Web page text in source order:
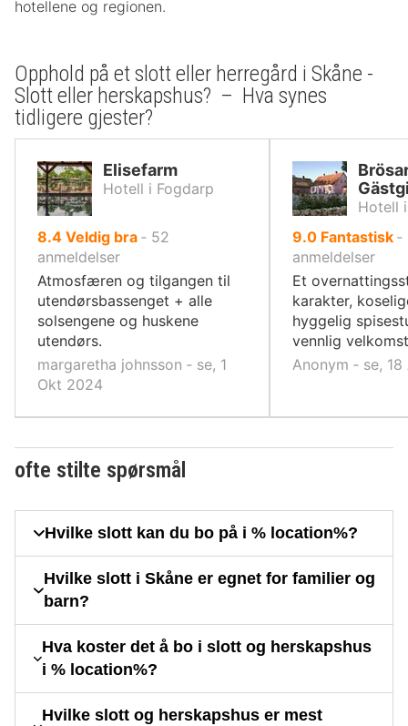
hotellene og regionen.
Opphold på et slott eller herregård i Skåne -
Slott eller herskapshus? – Hva synes
tidligere gjester?
Elisefarm
Hotell i Fogdarp
8.4av
10,
Veldig bra ‐ 52
anmeldelser
Atmosfæren og tilgangen til
utendørsbassenget + alle
solsengene og huskene
utendørs.
margaretha johnsson ‐ se, 1
Okt 2024
Hotell
9.0av
10,
Fantastisk ‐
anmeldelser
Et
karakter,
hyggelig
vennlig
Anonym ‐ se,
ofte stilte spørsmål
Hvilke slott kan du bo på i % location%?
Hvilke slott i Skåne er egnet for familier og
barn?
Hva koster det å bo i slott og herskapshus
i % location%?
Hvilke slott og herskapshus er mest